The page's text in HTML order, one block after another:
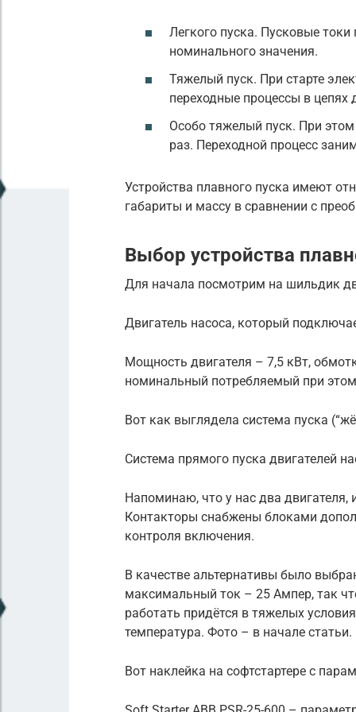
Легкого пуска. Пусковые
номинального значения.
Тяжелый пуск. При старте
переходные процессы в цепях
Особо тяжелый пуск. При
раз. Переходной процесс
Устройства плавного пуска имеют
габариты и массу в сравнении с
Выбор устройства
Для начала посмотрим на шильдик
Двигатель насоса, который
Мощность двигателя – 7,5 кВт,
номинальный потребляемый при
Вот как выглядела система пуска
Система прямого пуска двигателей
Напоминаю, что у нас два
Контакторы снабжены блоками
контроля включения.
В качестве альтернативы было
максимальный ток – 25 Ампер, так
работать придётся в тяжелых
температура. Фото – в начале статьи.
Вот наклейка на софтстартере с